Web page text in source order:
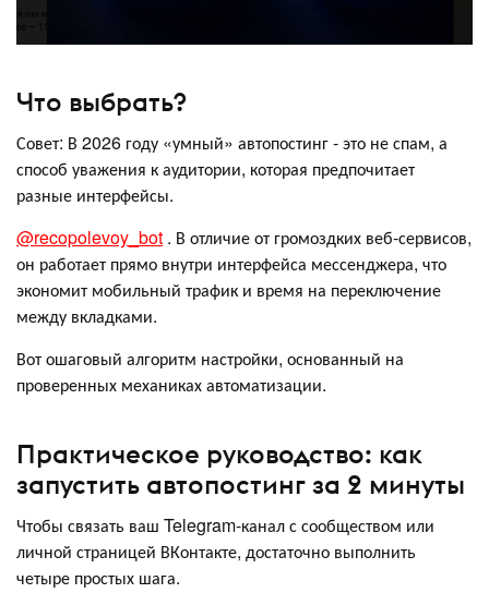
Что выбрать?
Совет: В 2026 году «умный» автопостинг - это не спам, а
способ уважения к аудитории, которая предпочитает
разные интерфейсы.
@recopolevoy_bot . В отличие от громоздких веб-сервисов,
он работает прямо внутри интерфейса мессенджера, что
экономит мобильный трафик и время на переключение
между вкладками.
Вот ошаговый алгоритм настройки, основанный на
проверенных механиках автоматизации.
Практическое руководство: как
запустить автопостинг за 2 минуты
Чтобы связать ваш Telegram-канал с сообществом или
личной страницей ВКонтакте, достаточно выполнить
четыре простых шага.